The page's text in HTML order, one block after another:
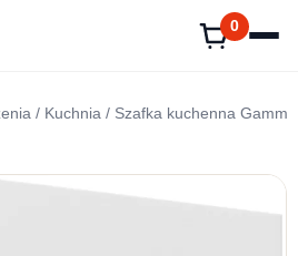
0
/ Kuchnia / Szafka kuchenna